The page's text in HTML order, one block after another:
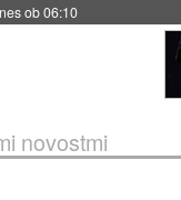
ob 06:10
novostmi